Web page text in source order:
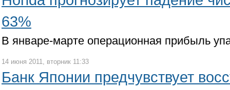
63%
В январе-марте операционная прибыль
14 июня 2011, вторник 11:33
Банк Японии предчувствует